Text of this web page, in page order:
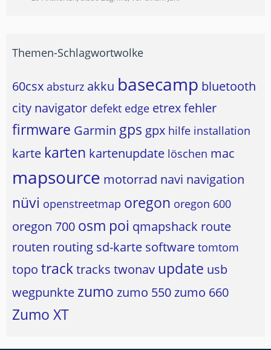
Themen-Schlagwortwolke
60csx absturz akku basecamp bluetooth
city navigator defekt edge etrexfehler
firmware Garmin gps gpx hilfe installation
karte karten kartenupdate löschen mac
mapsource motorrad navi navigation
nüvi openstreetmap oregon oregon 600
oregon 700 osm poi qmapshack route
routen routing sd-karte software tomtom
topo tracktracks twonav update usb
wegpunkte zumo zumo 550zumo 660
Zumo XT